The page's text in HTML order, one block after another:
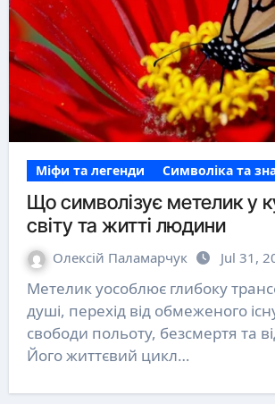
Міфи та легенди Символіка та
Що символізує метелик у
світу та житті людини
Олексій Паламарчук Jul 31,
Метелик уособлює глибоку трансформацію
душі, перехід від обмеженого
свободи польоту, безсмертя та
Його життєвий цикл…